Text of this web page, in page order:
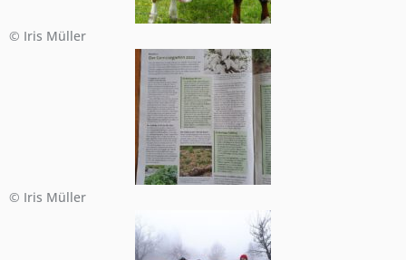
© Iris Müller
© Iris Müller